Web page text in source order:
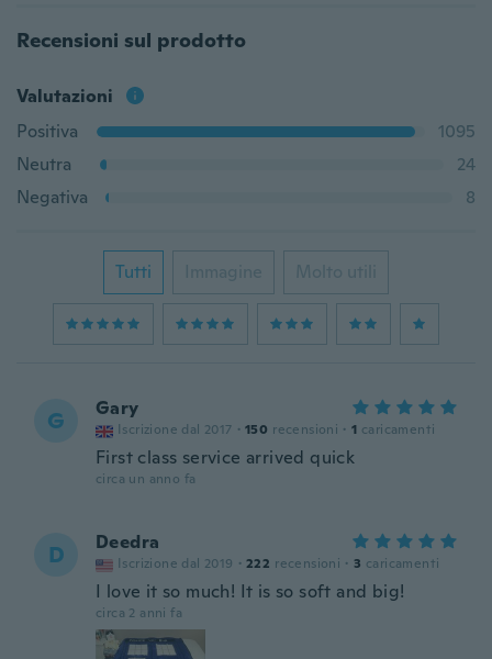
Recensioni sul prodotto
Valutazioni
Positiva
1095
Neutra
24
Negativa
8
Tutti Immagine Molto utili
G Gary
Iscrizione dal 2017 · 150 recensioni · 1 caricamenti
First class service arrived quick
circa un anno fa
D Deedra
Iscrizione dal 2019 · 222 recensioni · 3 caricamenti
I love it so much! It is so soft and big!
circa 2 anni fa